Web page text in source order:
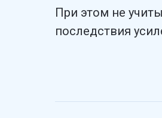
При этом не
последствия